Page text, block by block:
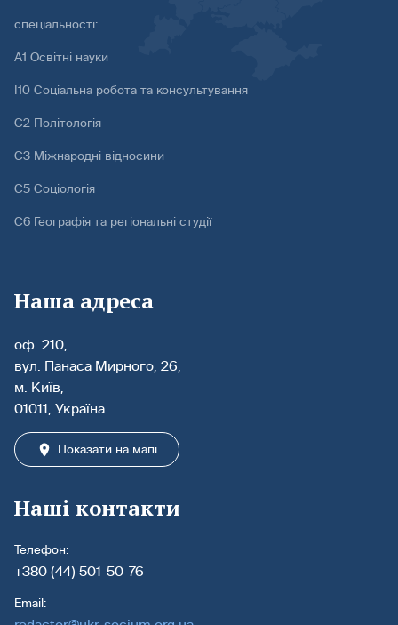
спеціальності:
А1 Освітні науки
І10 Соціальна робота та консультування
С2 Політологія
С3 Міжнародні відносини
С5 Соціологія
С6 Географія та регіональні студії
Наша адреса
оф. 210,
вул. Панаса Мирного, 26,
м. Київ,
01011, Україна
Показати на мапі
Наші контакти
Телефон:
+380 (44) 501-50-76
Email: